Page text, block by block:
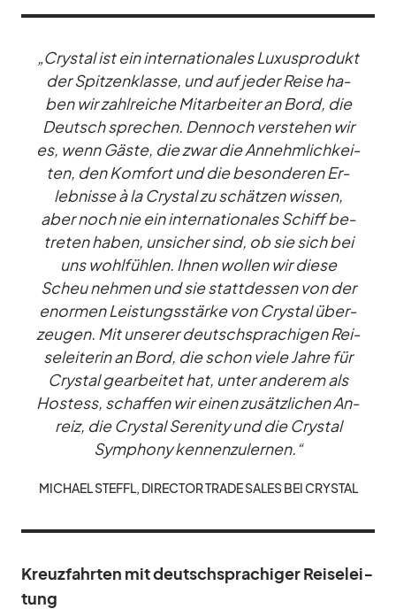
„Crys­tal ist ein in­ter­na­tio­na­les Lu­xus­pro­dukt
der Spit­zen­klasse, und auf je­der Reise ha­
ben wir zahl­rei­che Mit­ar­bei­ter an Bord, die
Deutsch spre­chen. Den­noch ver­ste­hen wir
es, wenn Gäste, die zwar die An­nehm­lich­kei­
ten, den Kom­fort und die be­son­de­ren Er­
leb­nisse à la Crys­tal zu schät­zen wis­sen,
aber noch nie ein in­ter­na­tio­na­les Schiff be­
tre­ten ha­ben, un­si­cher sind, ob sie sich bei
uns wohl­füh­len. Ih­nen wol­len wir diese
Scheu neh­men und sie statt­des­sen von der
enor­men Leis­tungs­stärke von Crys­tal über­
zeu­gen. Mit un­se­rer deutsch­spra­chi­gen Rei­
se­lei­te­rin an Bord, die schon viele Jahre für
Crys­tal ge­ar­bei­tet hat, un­ter an­de­rem als
Hos­tess, schaf­fen wir ei­nen zu­sätz­li­chen An­
reiz, die Crys­tal Se­re­nity und die Crys­tal
Sym­phony ken­nen­zu­ler­nen.“
MI­CHAEL STEFFL, DI­REC­TOR TRADE SA­LES BEI CRYS­TAL
Kreuz­fahr­ten mit deutsch­spra­chi­ger Rei­se­lei­
tung